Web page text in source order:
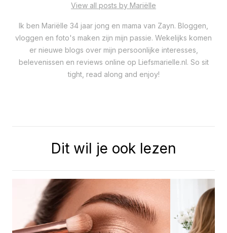
View all posts by Mariëlle
Ik ben Mariëlle 34 jaar jong en mama van Zayn. Bloggen,
vloggen en foto's maken zijn mijn passie. Wekelijks komen
er nieuwe blogs over mijn persoonlijke interesses,
belevenissen en reviews online op Liefsmarielle.nl. So sit
tight, read along and enjoy!
Dit wil je ook lezen